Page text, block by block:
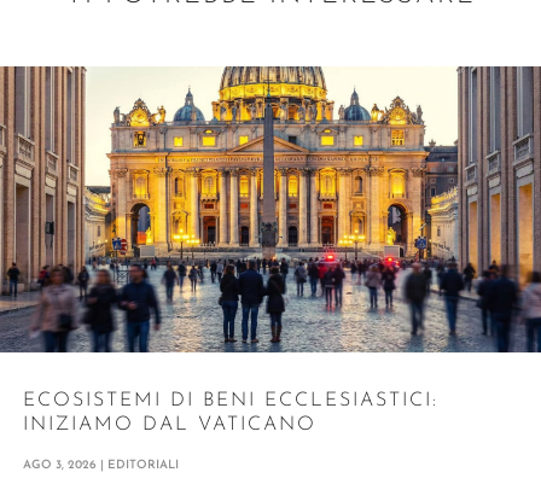
ECOSISTEMI DI BENI ECCLESIASTICI:
INIZIAMO DAL VATICANO
AGO 3, 2026 EDITORIALI